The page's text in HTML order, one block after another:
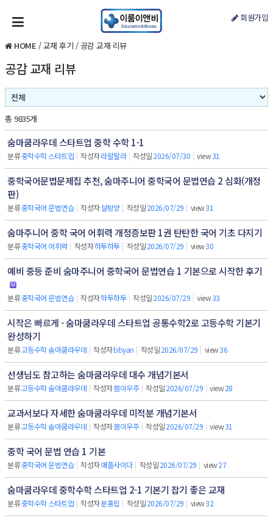
회원가입
HOME /교재 후기 /공감 교재 리뷰
공감 교재 리뷰
총 9835개
숨마쿰라우데 스타트업 중학 수학 1-1
분류중학수학 스타트업 | 작성자라랄랄라 | 작성일2026/07/30 | view31
중학국어문법문제집 추천, 숨마주니어 중학국어 문법연습 2 심화(개정
판)
분류중학국어 문법연습 | 작성자설탕양 | 작성일2026/07/29 | view31
숨마주니어 중학 국어 어휘력 개정증보판 1권 탄탄한 국어 기초 다지기
분류중학국어 어휘력 | 작성자하투하투 | 작성일2026/07/29 | view30
예비 중등 준비 숨마주니어 중학국어 문법연습 1 기본으로 시작한 후기
분류중학국어 문법연습 | 작성자하투하투 | 작성일2026/07/29 | view33
시작은 빠르게 - 숨마쿰라우데 스타트업 공통수학2로 고등수학 기본기
완성하기
분류고등수학 숨마쿰라우데 | 작성자bbyan | 작성일2026/07/29 | view36
선생님도 참고하는 숨마쿰라우데 대수 개념기본서
분류고등수학 숨마쿰라우데 | 작성자쁨이우주 | 작성일2026/07/29 | view28
교과서보다 자세한 숨마쿰라우데 미적분 개념기본서
분류고등수학 숨마쿰라우데 | 작성자쁨이우주 | 작성일2026/07/29 | view31
중학 국어 문법 연습 1 기본
분류중학국어 문법연습 | 작성자애플사이다 | 작성일2026/07/29 | view27
숨마쿰라우데 중학수학 스타트업 2-1 기본기 잡기 좋은 교재
분류중학수학 스타트업 | 작성자분홍립 | 작성일2026/07/29 | view32